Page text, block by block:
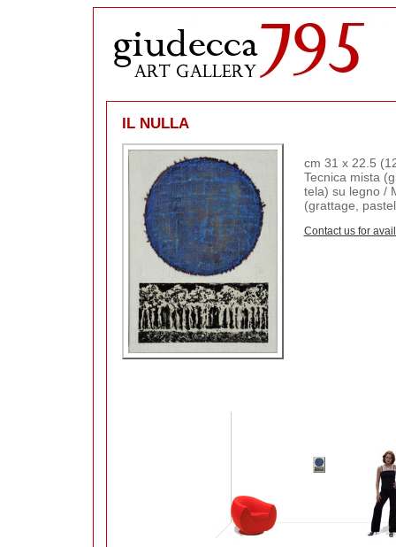
IL NULLA
cm 31 x 22.5
Tecnica mista
tela) su legno /
(grattage,
Contact us for